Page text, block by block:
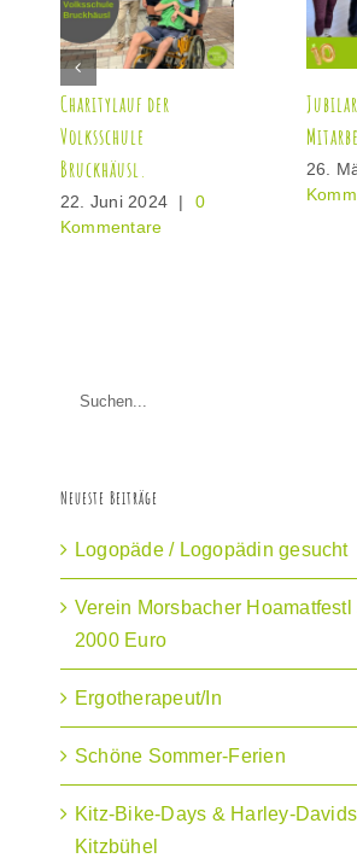
Charitylauf der
Volksschule
Bruckhäusl.
22. Juni 2024 |
0
Kommentare
26.
Neueste Beiträge
Logopäde / Logopädin gesucht
Verein Morsbacher
2000 Euro
Ergotherapeut/In
Schöne Sommer-Ferien
Kitz-Bike-Days & Harley-
Kitzbühel